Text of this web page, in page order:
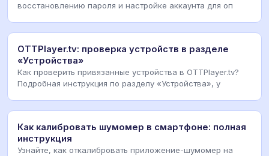
восстановлению пароля и настройке аккаунта для оп
OTTPlayer.tv: проверка устройств в разделе
«Устройства»
Как проверить привязанные устройства в OTTPlayer.tv?
Подробная инструкция по разделу «Устройства», у
Как калибровать шумомер в смартфоне: полная
инструкция
Узнайте, как откалибровать приложение-шумомер на